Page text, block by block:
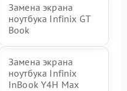
Замена экрана
ноутбука Infinix GT
Book
Замена экрана
ноутбука Infinix
InBook Y4H Max